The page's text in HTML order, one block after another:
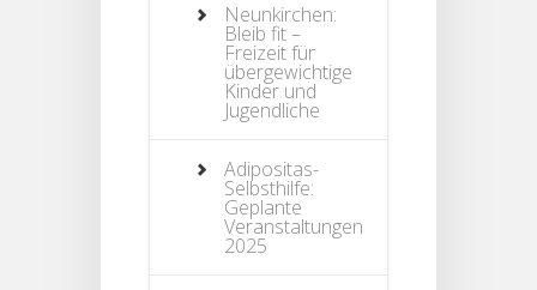
Neunkirchen:
Bleib fit –
Freizeit für
übergewichtige
Kinder und
Jugendliche
Adipositas-
Selbsthilfe:
Geplante
Veranstaltungen
2025